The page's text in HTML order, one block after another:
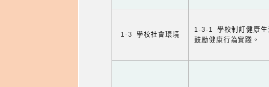
1-3 學校社會環境
1-3-1 學校制訂健康生
鼓勵健康行為實踐。